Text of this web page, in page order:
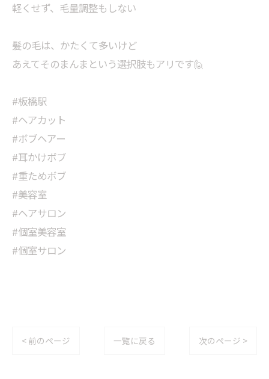
軽くせず、毛量調整もしない
髪の毛は、かたくて多いけど
あえてそのまんまという選択肢もアリです🙋
#板橋駅
#ヘアカット
#ボブヘアー
#耳かけボブ
#重ためボブ
#美容室
#ヘアサロン
#個室美容室
#個室サロン
< 前のページ 一覧に戻る 次のページ >